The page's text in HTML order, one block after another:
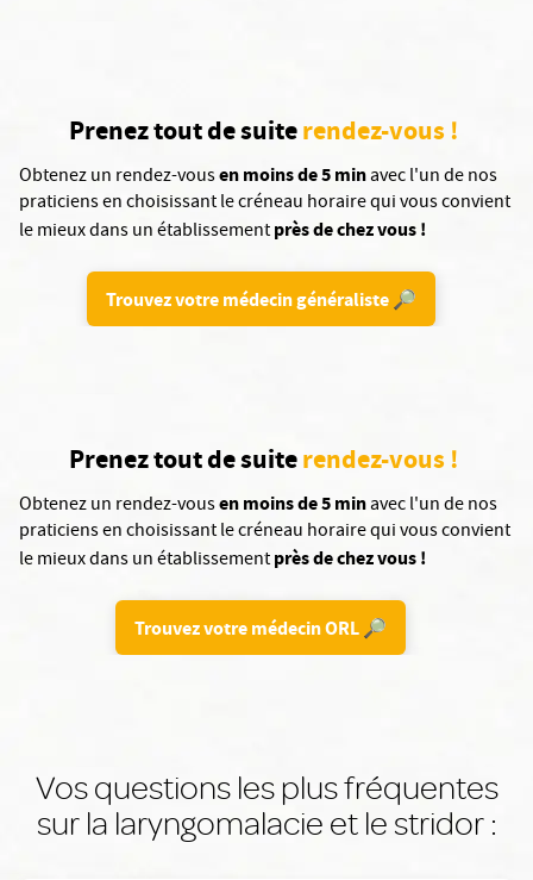
Prenez tout de suiterendez-vous !
Obtenez un rendez-vousen moins de 5 minavec l'un de nos
praticiens en choisissant le créneau horaire qui vous convient
le mieux dans un établissementprès de chez vous !
Trouvez votre médecin généraliste 🔎
Prenez tout de suiterendez-vous !
Obtenez un rendez-vousen moins de 5 minavec l'un de nos
praticiens en choisissant le créneau horaire qui vous convient
le mieux dans un établissementprès de chez vous !
Trouvez votre médecin ORL 🔎
Vos questions les plus fréquentes
sur la laryngomalacie et le stridor :